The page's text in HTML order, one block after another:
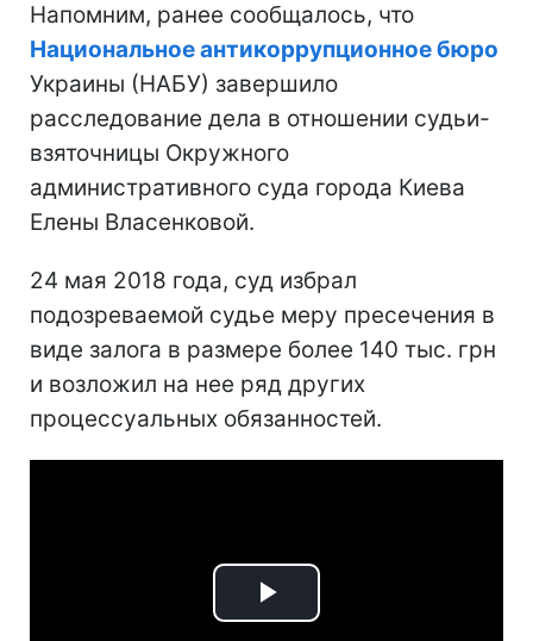
Напомним, ранее сообщалось, что
Национальное антикоррупционное бюро
Украины (НАБУ) завершило
расследование дела в отношении судьи-
взяточницы Окружного
административного суда города Киева
Елены Власенковой.
24 мая 2018 года, суд избрал
подозреваемой судье меру пресечения в
виде залога в размере более 140 тыс. грн
и возложил на нее ряд других
процессуальных обязанностей.
Play